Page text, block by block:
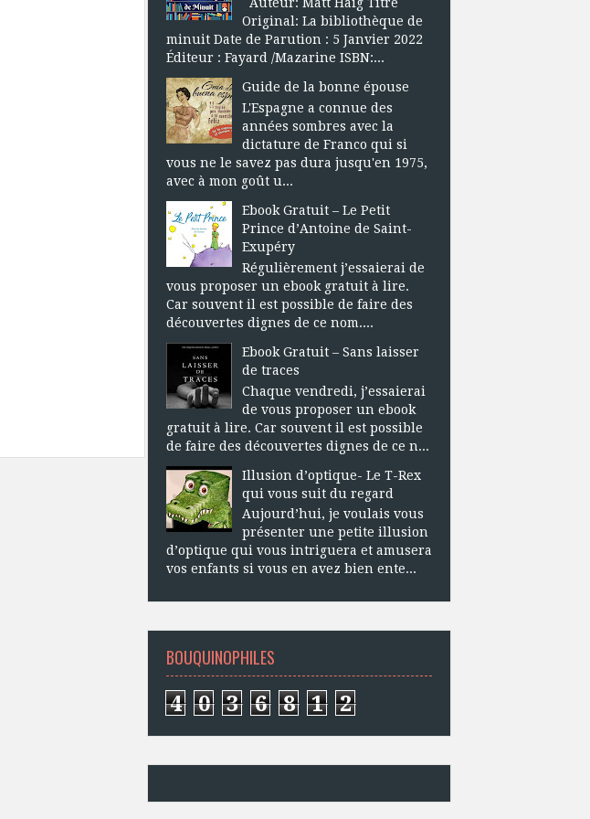
Original: La bibliothèque de
minuit Date de Parution : 5 Janvier 2022
Éditeur : Fayard /Mazarine ISBN:...
Guide de la bonne épouse
L'Espagne a connue des
années sombres avec la
dictature de Franco qui si
vous ne le savez pas dura jusqu'en 1975,
avec à mon goût u...
Ebook Gratuit – Le Petit
Prince d’Antoine de Saint-
Exupéry
Régulièrement j’essaierai de
vous proposer un ebook gratuit à lire.
Car souvent il est possible de faire des
découvertes dignes de ce nom....
Ebook Gratuit – Sans laisser
de traces
Chaque vendredi, j’essaierai
de vous proposer un ebook
gratuit à lire. Car souvent il est possible
de faire des découvertes dignes de ce n...
Illusion d’optique- Le T-Rex
qui vous suit du regard
Aujourd’hui, je voulais vous
présenter une petite illusion
d’optique qui vous intriguera et amusera
vos enfants si vous en avez bien ente...
BOUQUINOPHILES
4 0 3 6 8 1 2